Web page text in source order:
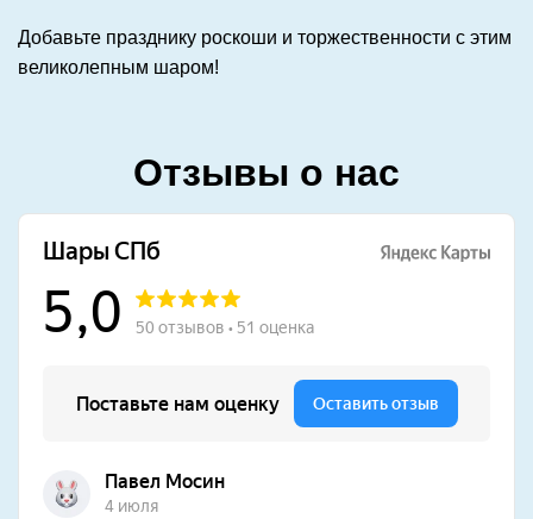
Добавьте празднику роскоши и торжественности с этим
великолепным шаром!
Отзывы о нас